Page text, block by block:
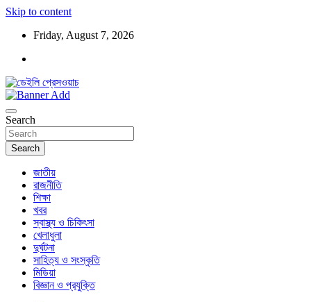
Skip to content
Friday, August 7, 2026
ডেইলি প্রেসওয়াচ
Search
Search
জাতীয়
রাজনীতি
শিক্ষা
খবর
স্বাস্থ্য ও চিকিৎসা
খেলাধুলা
দুর্ঘটনা
সাহিত্য ও সংস্কৃতি
মিডিয়া
বিজ্ঞান ও প্রযুক্তি